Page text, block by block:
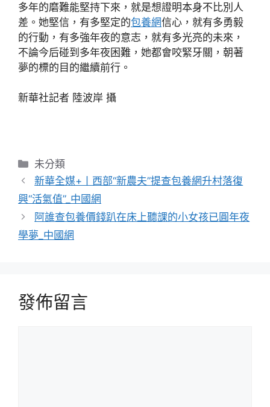
多年的磨難能堅持下來，就是想證明本身不比別人
差。她堅信，有多堅定的包養網信心，就有多勇毅
的行動，有多強年夜的意志，就有多光亮的未來，
不論今后碰到多年夜困難，她都會咬緊牙關，朝著
夢的標的目的繼續前行。
新華社記者 陸波岸 攝
分
類
未分類
新華全媒+丨西部“新農夫”提查包養網升村落復
興“活氣值”_中國網
阿誰查包養價錢趴在床上聽課的小女孩已圓年夜
學夢_中國網
發佈留言